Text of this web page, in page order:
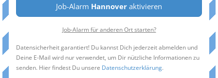
Job-Alarm Hannover aktivieren
Job-Alarm für anderen Ort starten?
Datensicherheit garantiert! Du kannst Dich jederzeit abmelden und
Deine E-Mail wird nur verwendet, um Dir nützliche Informationen zu
senden. Hier findest Du unsere Datenschutzerklärung.